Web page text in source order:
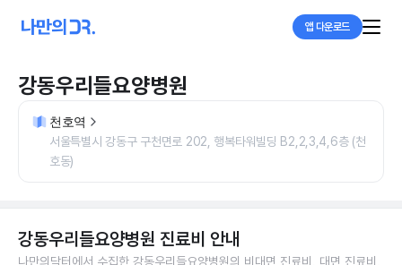
앱 다운로드
강동우리들요양병원
천호역
서울특별시 강동구 구천면로 202, 행복타워빌딩 B2,2,3,4,6층 (천
호동)
강동우리들요양병원 진료비 안내
나만의닥터에서 수집한 강동우리들요양병원의 비대면 진료비, 대면 진료비,